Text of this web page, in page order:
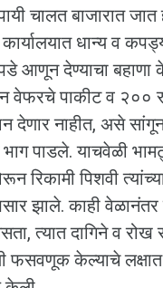
चालत बाजारात जात
धान्य व
आणून देण्याचा बहाणा
वेफरचे पाकीट व
देणार नाहीत, असे
पाडले. याचवेळी
रिकामी पिशवी
झाले. काही वेळानंतर
त्यात दागिने व
फसवणूक केल्याचे